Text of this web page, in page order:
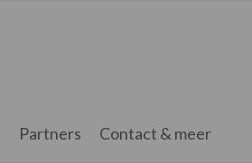
Partners Contact & meer